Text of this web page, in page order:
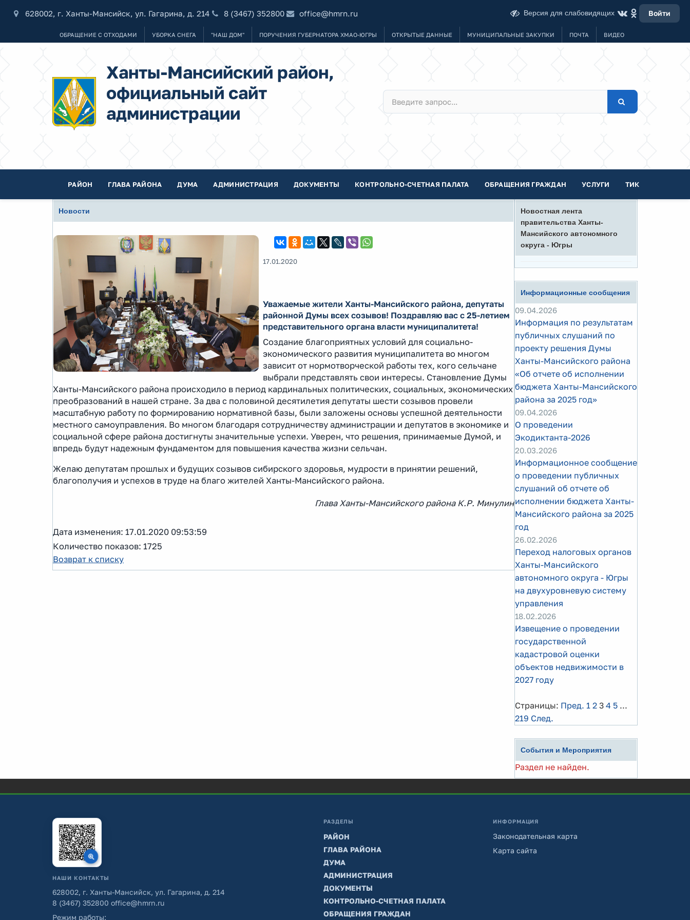
628002, г. Ханты-Мансийск, ул. Гагарина, д. 214 8 (3467) 352800 office@hmrn.ru Версия для слабовидящих Войти
ОБРАЩЕНИЕ С ОТХОДАМИ УБОРКА СНЕГА "НАШ ДОМ" ПОРУЧЕНИЯ ГУБЕРНАТОРА ХМАО-ЮГРЫ ОТКРЫТЫЕ ДАННЫЕ МУНИЦИПАЛЬНЫЕ ЗАКУПКИ ПОЧТА ВИДЕО
Ханты-Мансийский район,
официальный сайт
администрации
РАЙОН ГЛАВА РАЙОНА ДУМА АДМИНИСТРАЦИЯ ДОКУМЕНТЫ КОНТРОЛЬНО-СЧЕТНАЯ ПАЛАТА ОБРАЩЕНИЯ ГРАЖДАН УСЛУГИ ТИК
Новости
17.01.2020
Уважаемые жители Ханты-Мансийского района, депутаты
районной Думы всех созывов! Поздравляю вас с 25-летием
представительного органа власти муниципалитета!
Создание благоприятных условий для социально-
экономического развития муниципалитета во многом
зависит от нормотворческой работы тех, кого сельчане
выбрали представлять свои интересы. Становление Думы
Ханты-Мансийского района происходило в период кардинальных политических, социальных, экономических
преобразований в нашей стране. За два с половиной десятилетия депутаты шести созывов провели
масштабную работу по формированию нормативной базы, были заложены основы успешной деятельности
местного самоуправления. Во многом благодаря сотрудничеству администрации и депутатов в экономике и
социальной сфере района достигнуты значительные успехи. Уверен, что решения, принимаемые Думой, и
впредь будут надежным фундаментом для повышения качества жизни сельчан.
Желаю депутатам прошлых и будущих созывов сибирского здоровья, мудрости в принятии решений,
благополучия и успехов в труде на благо жителей Ханты-Мансийского района.
Глава Ханты-Мансийского района К.Р. Минулин
Дата изменения: 17.01.2020 09:53:59
Количество показов: 1725
Возврат к списку
Новостная лента
правительства Ханты-
Мансийского автономного
округа - Югры
Информационные сообщения
09.04.2026
Информация по результатам
публичных слушаний по
проекту решения Думы
Ханты-Мансийского района
«Об отчете об исполнении
бюджета Ханты-Мансийского
района за 2025 год»
09.04.2026
О проведении
Экодиктанта-2026
20.03.2026
Информационное сообщение
о проведении публичных
слушаний об отчете об
исполнении бюджета Ханты-
Мансийского района за 2025
год
26.02.2026
Переход налоговых органов
Ханты-Мансийского
автономного округа - Югры
на двухуровневую систему
управления
18.02.2026
Извещение о проведении
государственной
кадастровой оценки
объектов недвижимости в
2027 году
Страницы: Пред. 1 2 3 4 5 ...
219 След.
События и Мероприятия
Раздел не найден.
НАШИ КОНТАКТЫ
628002, г. Ханты-Мансийск, ул. Гагарина, д. 214
8 (3467) 352800 office@hmrn.ru
Режим работы:
РАЗДЕЛЫ
РАЙОН
ГЛАВА РАЙОНА
ДУМА
АДМИНИСТРАЦИЯ
ДОКУМЕНТЫ
КОНТРОЛЬНО-СЧЕТНАЯ ПАЛАТА
ОБРАЩЕНИЯ ГРАЖДАН
ИНФОРМАЦИЯ
Законодательная карта
Карта сайта